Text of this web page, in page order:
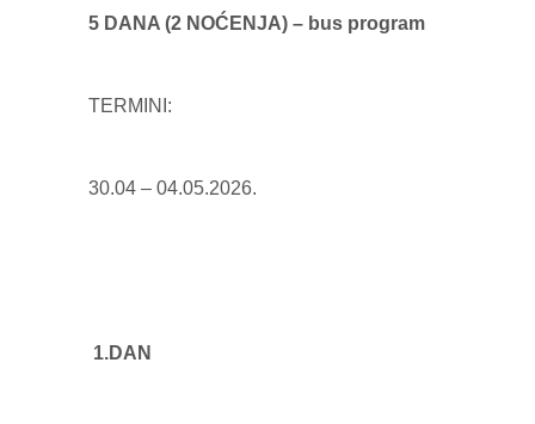
5 DANA (2 NOĆENJA) – bus program
TERMINI:
30.04 – 04.05.2026.
1.DAN